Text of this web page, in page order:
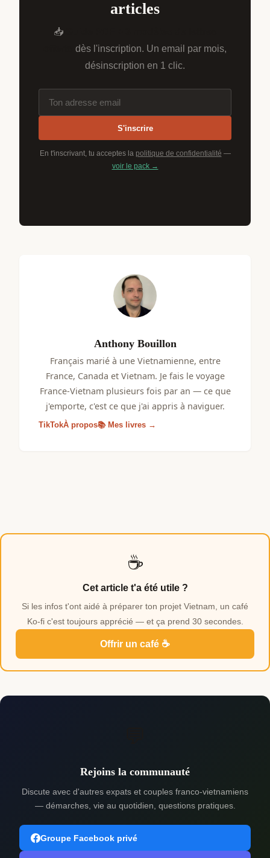
articles
📥
dès l'inscription. Un email par mois,
désinscription en 1 clic.
S'inscrire
En t'inscrivant, tu acceptes la politique de confidentialité —
voir le pack →
Anthony Bouillon
Français marié à une Vietnamienne, entre
France, Canada et Vietnam. Je fais le voyage
France-Vietnam plusieurs fois par an — ce que
j'emporte, c'est ce que j'ai appris à naviguer.
TikTokÀ propos📚 Mes livres →
☕
Cet article t'a été utile ?
Si les infos t'ont aidé à préparer ton projet Vietnam, un café
Ko-fi c'est toujours apprécié — et ça prend 30 secondes.
Offrir un café ☕
Rejoins la communauté
Discute avec d'autres expats et couples franco-vietnamiens
— démarches, vie au quotidien, questions pratiques.
Groupe Facebook privé